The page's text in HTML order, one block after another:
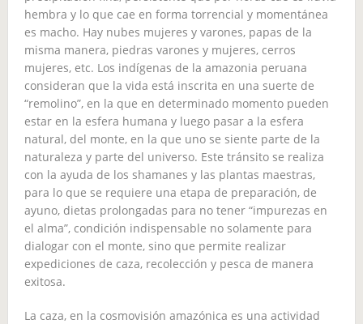
hembra y lo que cae en forma torrencial y momentánea
es macho. Hay nubes mujeres y varones, papas de la
misma manera, piedras varones y mujeres, cerros
mujeres, etc. Los indígenas de la amazonia peruana
consideran que la vida está inscrita en una suerte de
“remolino”, en la que en determinado momento pueden
estar en la esfera humana y luego pasar a la esfera
natural, del monte, en la que uno se siente parte de la
naturaleza y parte del universo. Este tránsito se realiza
con la ayuda de los shamanes y las plantas maestras,
para lo que se requiere una etapa de preparación, de
ayuno, dietas prolongadas para no tener “impurezas en
el alma”, condición indispensable no solamente para
dialogar con el monte, sino que permite realizar
expediciones de caza, recolección y pesca de manera
exitosa.
La caza, en la cosmovisión amazónica es una actividad